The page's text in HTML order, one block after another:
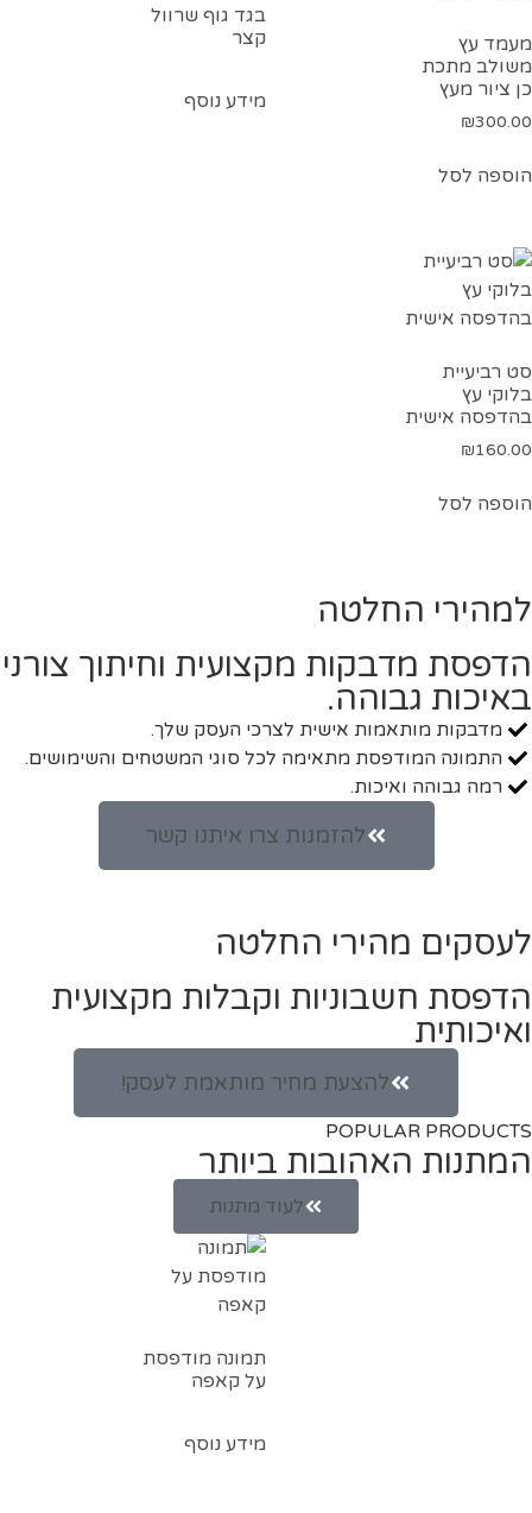
מעמד עץ
משולב מתכת
כן ציור מעץ
₪300.00
הוספה לסל
בגד גוף שרוול
קצר
מידע נוסף
סט רביעיית
בלוקי עץ
בהדפסה אישית
₪160.00
הוספה לסל
למהירי החלטה
הדפסת מדבקות מקצועית וחיתוך צורני
באיכות גבוהה.
מדבקות מותאמות אישית לצרכי העסק שלך.
התמונה המודפסת מתאימה לכל סוגי המשטחים והשימושים.
רמה גבוהה ואיכות.
להזמנות צרו איתנו קשר
לעסקים מהירי החלטה
הדפסת חשבוניות וקבלות מקצועית
ואיכותית
להצעת מחיר מותאמת לעסק!
POPULAR PRODUCTS
המתנות האהובות ביותר
לעוד מתנות
תמונה מודפסת
על קאפה
מידע נוסף